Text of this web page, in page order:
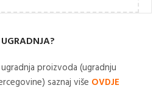
proizvoda (ugradnju
saznaj više OVDJE